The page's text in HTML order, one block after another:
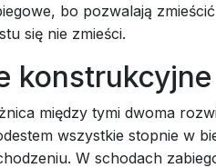
bo pozwalają
się nie zmieści.
między tymi dwoma
wszystkie stopnie w
W schodach